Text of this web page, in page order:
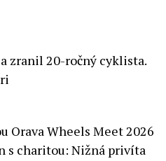
zranil 20-ročný cyklista.
Orava Wheels Meet 2026
s charitou: Nižná privíta